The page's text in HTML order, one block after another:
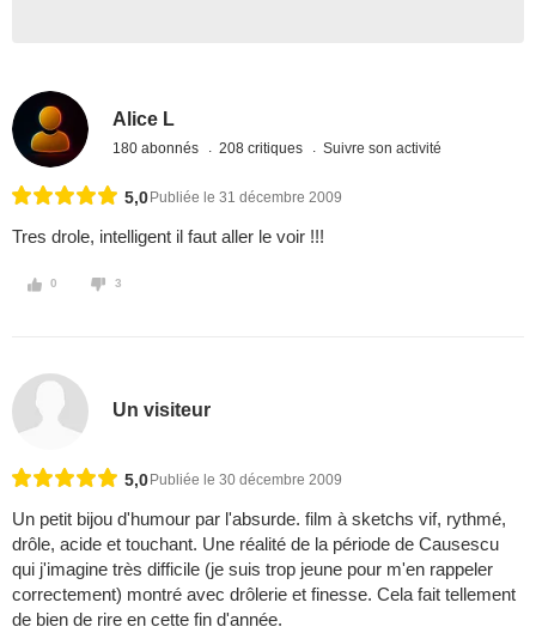
Alice L
180 abonnés 208 critiques Suivre son activité
5,0 Publiée le 31 décembre 2009
Tres drole, intelligent il faut aller le voir !!!
0 3
Un visiteur
5,0 Publiée le 30 décembre 2009
Un petit bijou d'humour par l'absurde. film à sketchs vif, rythmé,
drôle, acide et touchant. Une réalité de la période de Causescu
qui j'imagine très difficile (je suis trop jeune pour m'en rappeler
correctement) montré avec drôlerie et finesse. Cela fait tellement
de bien de rire en cette fin d'année.